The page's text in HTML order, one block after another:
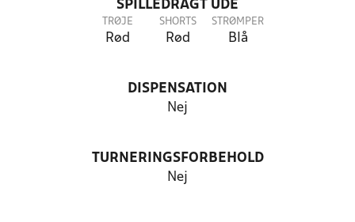
SPILLEDRAGT UDE
TRØJE
Rød
SHORTS
Rød
STRØMPER
Blå
DISPENSATION
Nej
TURNERINGSFORBEHOLD
Nej